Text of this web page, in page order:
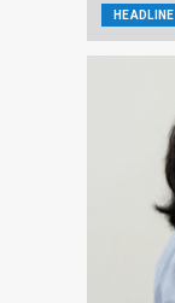
HEADLINE